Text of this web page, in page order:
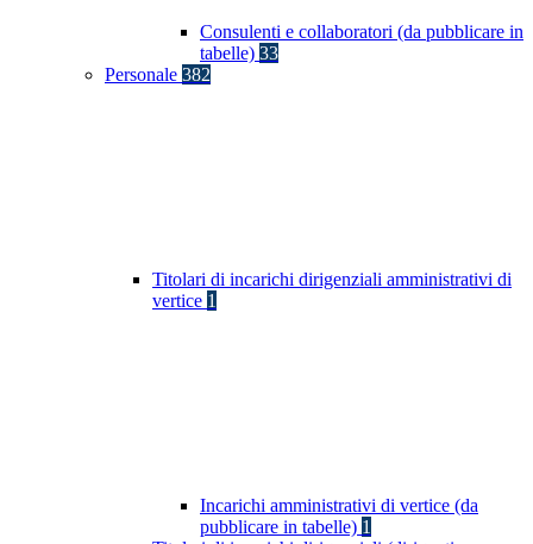
Consulenti e collaboratori (da pubblicare in
tabelle) 33
Personale 382
Titolari di incarichi dirigenziali amministrativi di
vertice 1
Incarichi amministrativi di vertice (da
pubblicare in tabelle) 1